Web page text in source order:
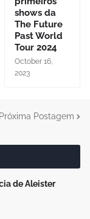
shows da
The Future
Past World
Tour 2024
October 16,
2023
Próxima Postagem
de Aleister